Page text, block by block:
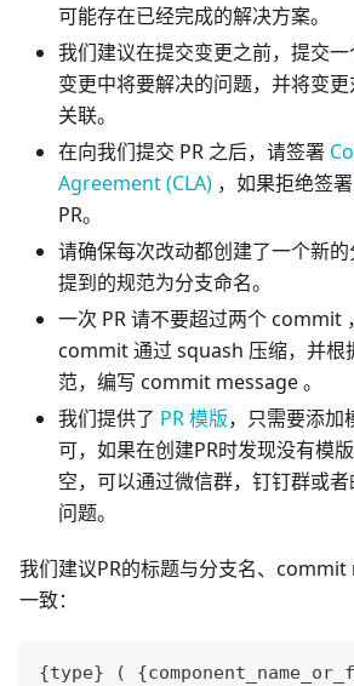
可能存在已经完成的解决方案。
我们建议在提交变更之前，提交
变更中将要解决的问题，并将变
关联。
在向我们提交 PR 之后，请签署
Agreement (CLA) ，如果拒绝签
PR。
请确保每次改动都创建了一个新
提到的规范为分支命名。
一次 PR 请不要超过两个 commit
commit 通过 squash 压缩，并根
范，编写 commit message 。
我们提供了 PR 模版，只需要添加
可，如果在创建PR时发现没有模
空，可以通过微信群，钉钉群或
问题。
我们建议PR的标题与分支名、
一致：
{type} (